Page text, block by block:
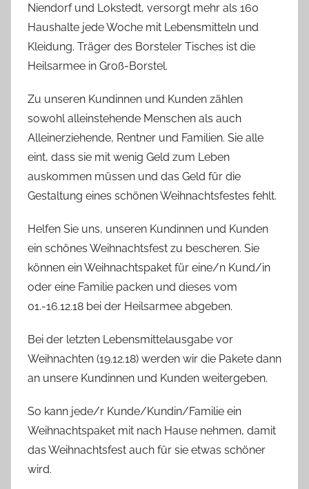
i
e
n
c
h
Niendorf und Lokstedt, versorgt mehr als 160
Haushalte jede Woche mit Lebensmitteln und
Kleidung. Träger des Borsteler Tisches ist die
Heilsarmee in Groß-Borstel.
Zu unseren Kundinnen und Kunden zählen
sowohl alleinstehende Menschen als auch
Alleinerziehende, Rentner und Familien. Sie alle
eint, dass sie mit wenig Geld zum Leben
auskommen müssen und das Geld für die
Gestaltung eines schönen Weihnachtsfestes fehlt.
Helfen Sie uns, unseren Kundinnen und Kunden
ein schönes Weihnachtsfest zu bescheren. Sie
können ein Weihnachtspaket für eine/n Kund/in
oder eine Familie packen und dieses vom
01.-16.12.18 bei der Heilsarmee abgeben.
Bei der letzten Lebensmittelausgabe vor
Weihnachten (19.12.18) werden wir die Pakete dann
an unsere Kundinnen und Kunden weitergeben.
So kann jede/r Kunde/Kundin/Familie ein
Weihnachtspaket mit nach Hause nehmen, damit
das Weihnachtsfest auch für sie etwas schöner
wird.